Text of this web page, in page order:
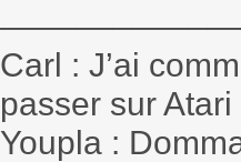
et en plus
Carl : J’ai
passer sur Atari
Youpla :